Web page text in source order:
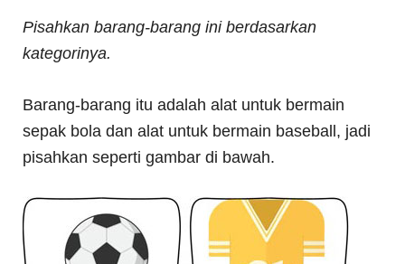
Pisahkan barang-barang ini berdasarkan
kategorinya.
Barang-barang itu adalah alat untuk bermain
sepak bola dan alat untuk bermain baseball, jadi
pisahkan seperti gambar di bawah.